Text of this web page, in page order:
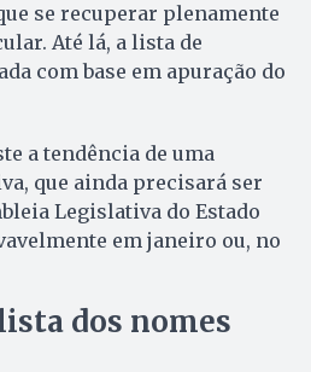
se recuperar plenamente
Até lá, a lista de
com base em apuração do
a tendência de uma
que ainda precisará ser
Legislativa do Estado
em janeiro ou, no
dos nomes